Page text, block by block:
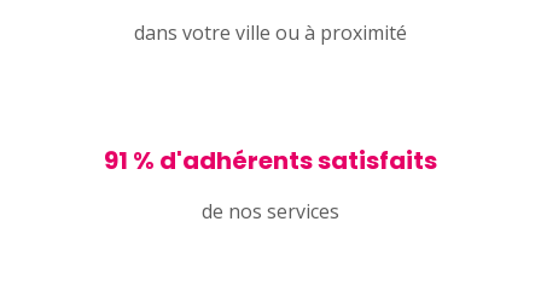
dans votre ville ou à proximité
91 % d'adhérents satisfaits
de nos services